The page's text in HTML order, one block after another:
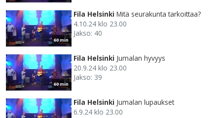
60 min
Fila Helsinki Mitä seurakunta tarkoittaa?
4.10.24 klo 23.00
Jakso: 40
60 min
Fila Helsinki Jumalan hyvyys
20.9.24 klo 23.00
Jakso: 39
Fila Helsinki Jumalan lupaukset
6.9.24 klo 23.00